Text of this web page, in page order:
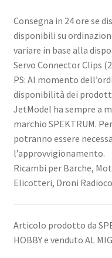
Consegna in 24 ore se
disponibili su
variare in base alla
Servo Connector Clips
PS: Al momento
disponibilità dei
JetModel ha sempre a
marchio SPEKTRUM.
potranno essere
l’approvvigionamento.
Ricambi per Barche,
Elicotteri, Droni
Articolo prodotto da
HOBBY e venduto AL